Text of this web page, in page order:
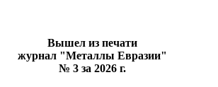
Вышел из печати
журнал "Металлы Евразии"
№ 3 за 2026 г.